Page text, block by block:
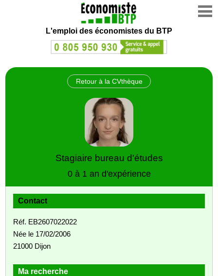
L'emploi des économistes du BTP
Retour à la CVthèque
Stagiaire bureau d'études
0 à 1 an d'expérience
Contact
Réf. EB2607022022
Née le 17/02/2006
21000 Dijon
Ma recherche